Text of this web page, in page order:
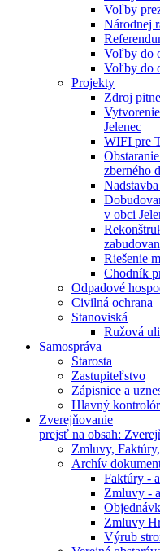
Voľby
Národnej
Voľby do
Voľby do
Projekty
Zdroj
Jelenec
WIFI pre
zberného
v obci
Riešenie
Chodník
Odpadové
Civilná ochrana
Stanoviská
Ružová
Samospráva
Starosta
Zastupiteľstvo
Zápisnice a
Hlavný
Zverejňovanie
prejsť na obsah:
Zmluvy,
Archív
Faktúry -
Zmluvy -
Zmluvy
Výrub